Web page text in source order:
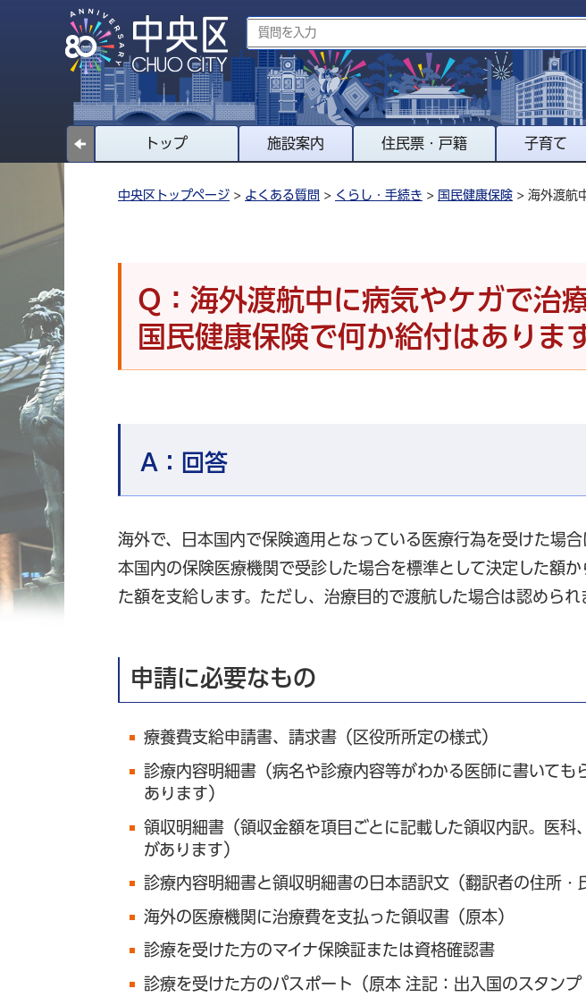
トップ 施設案内 住民票・戸籍 子育て
中央区トップページ > よくある質問 > くらし・手続き > 国民健康保険 > 海外渡航
Q：海外渡航中に病気やケガで治
国民健康保険で何か給付はありま
A： 回答
海外で、日本国内で保険適用となっている医療行為を受けた場
本国内の保険医療機関で受診した場合を標準として決定した額
た額を支給します。ただし、治療目的で渡航した場合は認められ
申請に必要なもの
療養費支給申請書、請求書（区役所所定の様式）
診療内容明細書（病名や診療内容等がわかる医師に書いても
あります）
領収明細書（領収金額を項目ごとに記載した領収内訳。医科
があります）
診療内容明細書と領収明細書の日本語訳文（翻訳者の住所・
海外の医療機関に治療費を支払った領収書（原本）
診療を受けた方のマイナ保険証または資格確認書
診療を受けた方のパスポート（原本 注記：出入国のスタンプ